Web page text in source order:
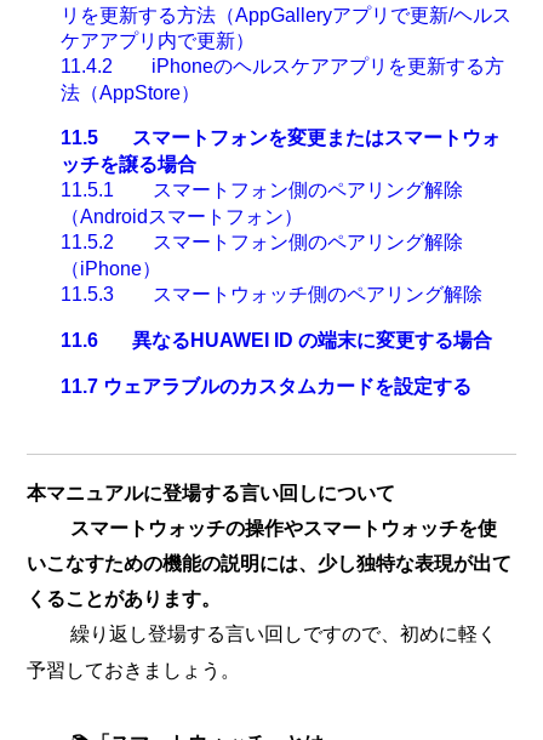
リを更新する方法（AppGalleryアプリで更新/ヘルス
ケアアプリ内で更新）
11.4.2
iPhoneのヘルスケアアプリを更新する方
法（AppStore）
11.5
スマートフォンを変更またはスマートウォ
ッチを譲る場合
11.5.1
スマートフォン側のペアリング解除
（Android スマートフォン）
11.5.2
スマートフォン側のペアリング解除
（iPhone）
11.5.3
スマートウォッチ側のペアリング解除
11.6 異なるHUAWEI IDの端末に変更する場合
11.7 ウェアラブルのカスタムカードを設定する
本マニュアルに登場する言い回しについて
スマートウォッチの操作やスマートウォッチを使
いこなすための機能の説明には、少し独特な表現が出て
くることがあります。
繰り返し登場する言い回しですので、初めに軽く
予習しておきましょう。